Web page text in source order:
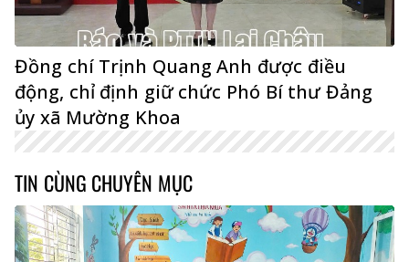
Đồng chí Trịnh Quang Anh được điều
động, chỉ định giữ chức Phó Bí thư Đảng
ủy xã Mường Khoa
TIN CÙNG CHUYÊN MỤC